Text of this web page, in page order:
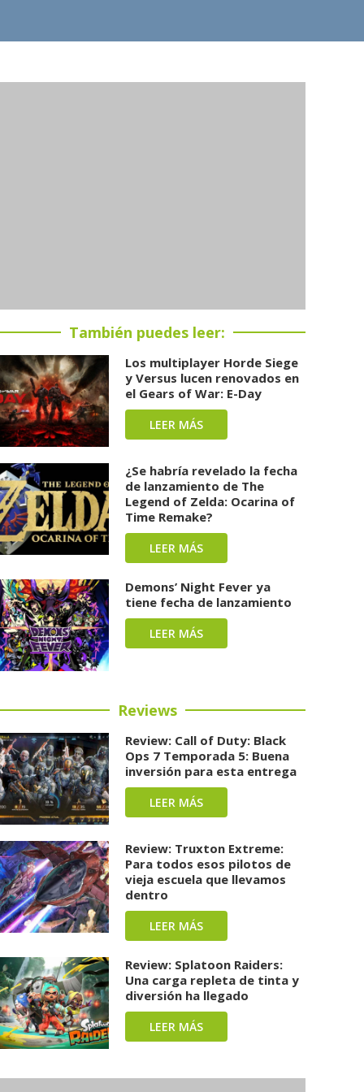
También puedes leer:
Los multiplayer Horde Siege
y Versus lucen renovados en
el Gears of War: E-Day
LEER MÁS
¿Se habría revelado la fecha
de lanzamiento de The
Legend of Zelda: Ocarina of
Time Remake?
LEER MÁS
Demons’ Night Fever ya
tiene fecha de lanzamiento
LEER MÁS
Reviews
Review: Call of Duty: Black
Ops 7 Temporada 5: Buena
inversión para esta entrega
LEER MÁS
Review: Truxton Extreme:
Para todos esos pilotos de
vieja escuela que llevamos
dentro
LEER MÁS
Review: Splatoon Raiders:
Una carga repleta de tinta y
diversión ha llegado
LEER MÁS